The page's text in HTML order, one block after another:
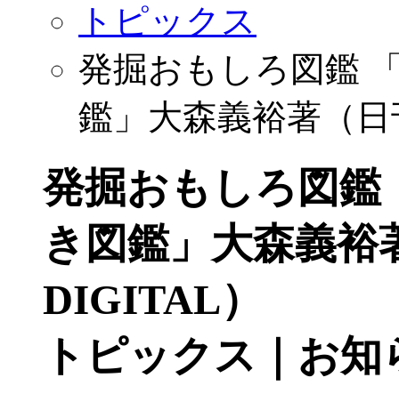
トピックス
発掘おもしろ図鑑
鑑」大森義裕著（
発掘おもしろ図鑑
き図鑑」大森義
DIGITAL）
トピックス｜お知